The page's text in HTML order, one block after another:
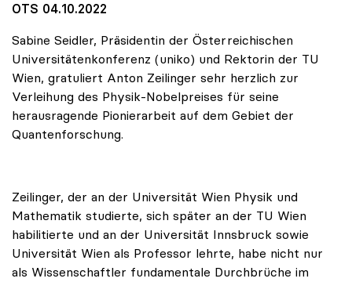
OTS 04.10.2022
Sabine Seidler, Präsidentin der Österreichischen
Universitätenkonferenz (uniko) und Rektorin der TU
Wien, gratuliert Anton Zeilinger sehr herzlich zur
Verleihung des Physik-Nobelpreises für seine
herausragende Pionierarbeit auf dem Gebiet der
Quantenforschung.
Zeilinger, der an der Universität Wien Physik und
Mathematik studierte, sich später an der TU Wien
habilitierte und an der Universität Innsbruck sowie
Universität Wien als Professor lehrte, habe nicht nur
als Wissenschaftler fundamentale Durchbrüche im